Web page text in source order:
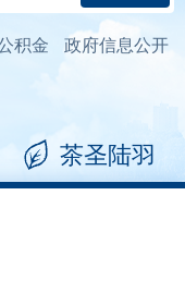
积金 政府信息公开
茶圣陆羽